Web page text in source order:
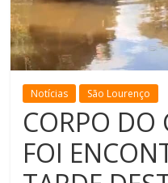
de
Minas
Notícias São Lourenço
CORPO DO
FOI